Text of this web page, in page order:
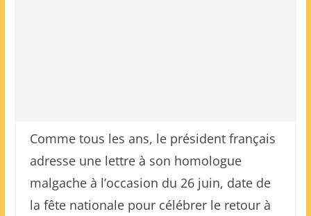
Comme tous les ans, le président français
adresse une lettre à son homologue
malgache à l’occasion du 26 juin, date de
la fête nationale pour célébrer le retour à